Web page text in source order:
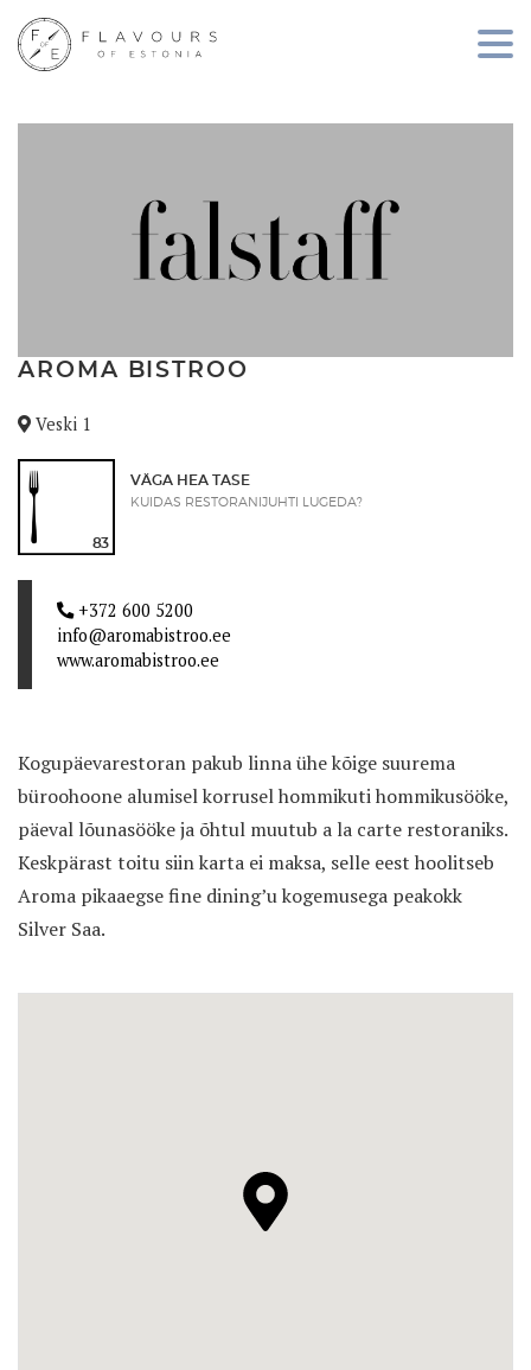
AROMA BISTROO
Veski 1
VÄGA HEA TASE
KUIDAS RESTORANIJUHTI LUGEDA?
83
+372 600 5200
info@aromabistroo.ee
www.aromabistroo.ee
Kogupäevarestoran pakub linna ühe kõige suurema
büroohoone alumisel korrusel hommikuti hommikusööke,
päeval lõunasööke ja õhtul muutub a la carte restoraniks.
Keskpärast toitu siin karta ei maksa, selle eest hoolitseb
Aroma pikaaegse fine dining’u kogemusega peakokk
Silver Saa.